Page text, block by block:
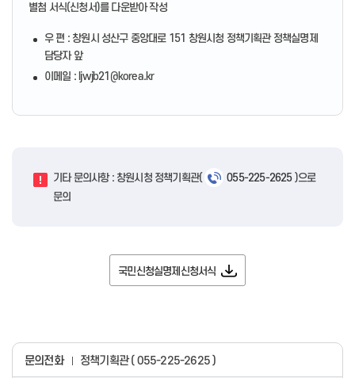
별첨 서식(신청서)를 다운받아 작성
우 편 : 창원시 성산구 중앙대로 151 창원시청 정책기획관 정책실명제
담당자 앞
이메일 : ljwjb21@korea.kr
기타 문의사항 : 창원시청 정책기획관( 055-225-2625 )으로
문의
국민신청실명제신청서식
문의전화 정책기획관 ( 055-225-2625 )